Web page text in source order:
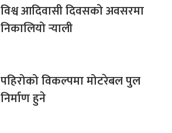
विश्व आदिवासी दिवसको अवसरमा
निकालियो र्‍याली
पहिरोको विकल्पमा मोटरेबल पुल
निर्माण हुने